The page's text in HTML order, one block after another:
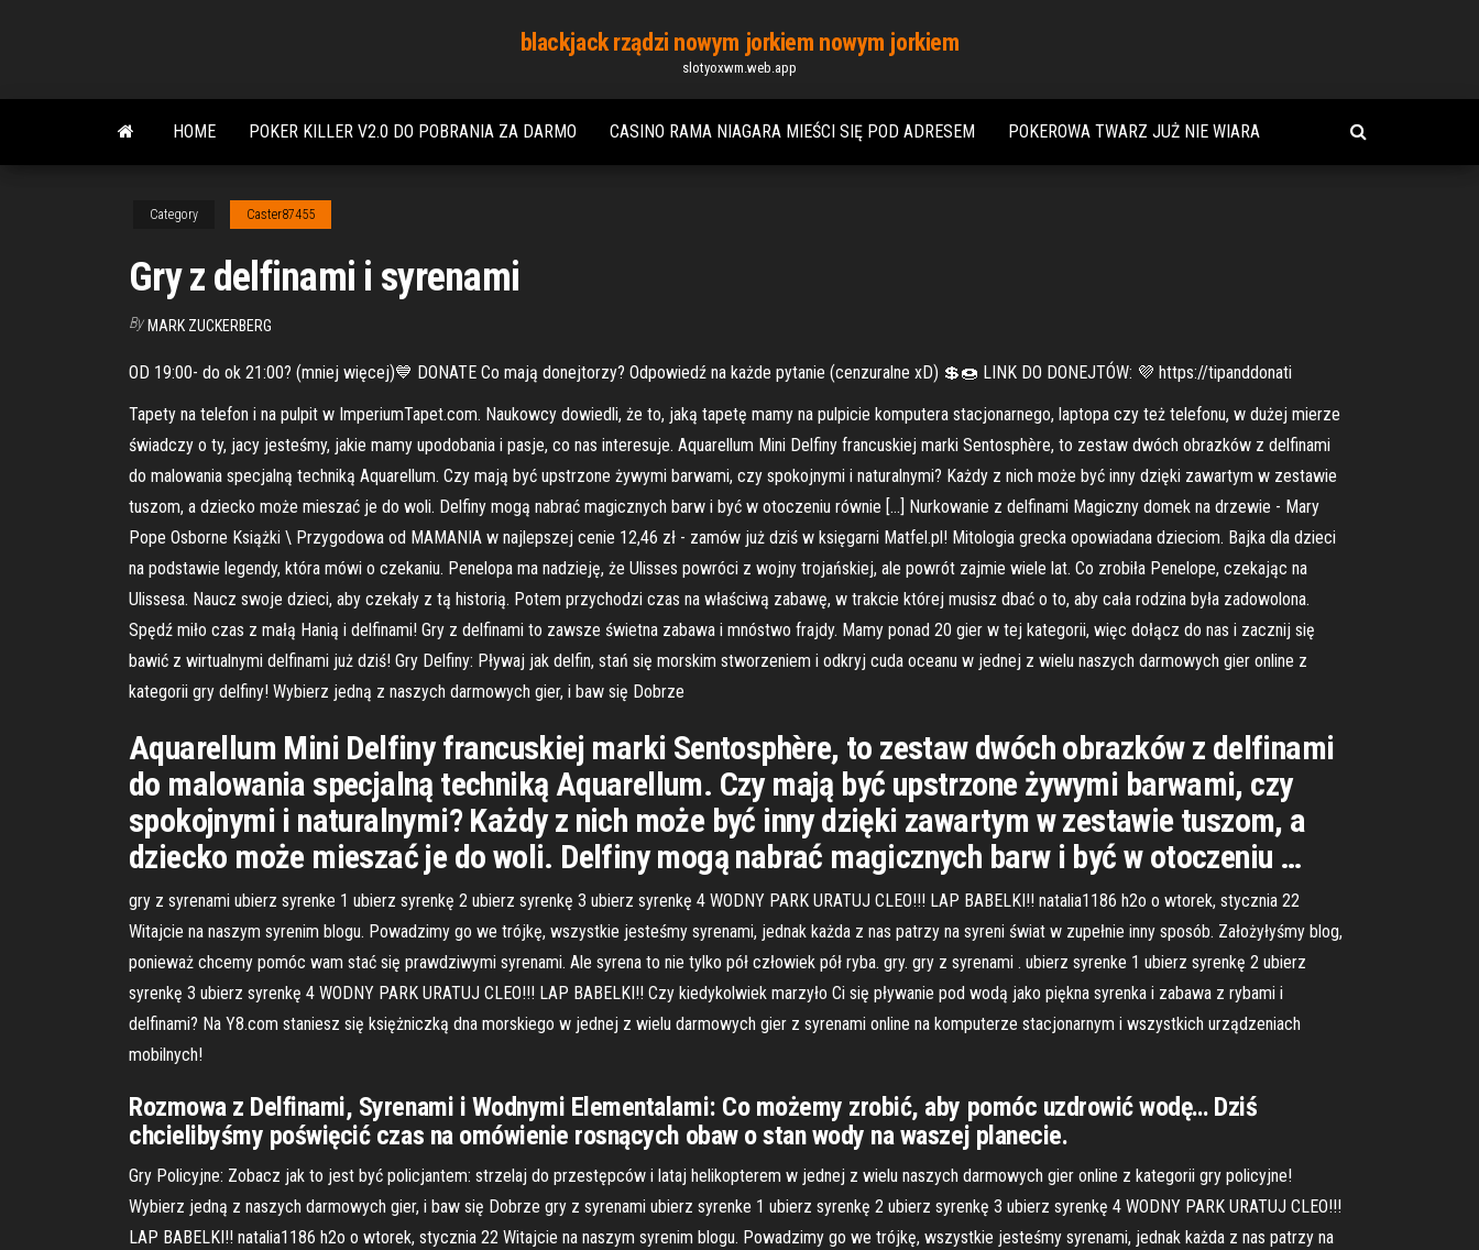
content
blackjack rządzi nowym jorkiem nowym jorkiem
slotyoxwm.web.app
HOME POKER KILLER V2.0 DO POBRANIA ZA DARMO CASINO RAMA NIAGARA MIEŚCI SIĘ POD ADRESEM POKEROWA TWARZ JUŻ NIE WIARA
Category Caster87455
Gry z delfinami i syrenami
By MARK ZUCKERBERG
OD 19:00- do ok 21:00? (mniej więcej)💙 DONATE Co mają donejtorzy? Odpowiedź na każde pytanie (cenzuralne xD) 💲🍩 LINK DO DONEJTÓW: 💜 https://tipanddonati
Tapety na telefon i na pulpit w ImperiumTapet.com. Naukowcy dowiedli, że to, jaką tapetę mamy na pulpicie komputera stacjonarnego, laptopa czy też telefonu, w dużej mierze
świadczy o ty, jacy jesteśmy, jakie mamy upodobania i pasje, co nas interesuje. Aquarellum Mini Delfiny francuskiej marki Sentosphère, to zestaw dwóch obrazków z delfinami
do malowania specjalną techniką Aquarellum. Czy mają być upstrzone żywymi barwami, czy spokojnymi i naturalnymi? Każdy z nich może być inny dzięki zawartym w zestawie
tuszom, a dziecko może mieszać je do woli. Delfiny mogą nabrać magicznych barw i być w otoczeniu równie […] Nurkowanie z delfinami Magiczny domek na drzewie - Mary
Pope Osborne Książki \ Przygodowa od MAMANIA w najlepszej cenie 12,46 zł - zamów już dziś w księgarni Matfel.pl! Mitologia grecka opowiadana dzieciom. Bajka dla dzieci
na podstawie legendy, która mówi o czekaniu. Penelopa ma nadzieję, że Ulisses powróci z wojny trojańskiej, ale powrót zajmie wiele lat. Co zrobiła Penelope, czekając na
Ulissesa. Naucz swoje dzieci, aby czekały z tą historią. Potem przychodzi czas na właściwą zabawę, w trakcie której musisz dbać o to, aby cała rodzina była zadowolona.
Spędź miło czas z małą Hanią i delfinami! Gry z delfinami to zawsze świetna zabawa i mnóstwo frajdy. Mamy ponad 20 gier w tej kategorii, więc dołącz do nas i zacznij się
bawić z wirtualnymi delfinami już dziś! Gry Delfiny: Pływaj jak delfin, stań się morskim stworzeniem i odkryj cuda oceanu w jednej z wielu naszych darmowych gier online z
kategorii gry delfiny! Wybierz jedną z naszych darmowych gier, i baw się Dobrze
Aquarellum Mini Delfiny francuskiej marki Sentosphère, to zestaw dwóch obrazków z delfinami
do malowania specjalną techniką Aquarellum. Czy mają być upstrzone żywymi barwami, czy
spokojnymi i naturalnymi? Każdy z nich może być inny dzięki zawartym w zestawie tuszom, a
dziecko może mieszać je do woli. Delfiny mogą nabrać magicznych barw i być w otoczeniu …
gry z syrenami ubierz syrenke 1 ubierz syrenkę 2 ubierz syrenkę 3 ubierz syrenkę 4 WODNY PARK URATUJ CLEO!!! LAP BABELKI!! natalia1186 h2o o wtorek, stycznia 22
Witajcie na naszym syrenim blogu. Powadzimy go we trójkę, wszystkie jesteśmy syrenami, jednak każda z nas patrzy na syreni świat w zupełnie inny sposób. Założyłyśmy blog,
ponieważ chcemy pomóc wam stać się prawdziwymi syrenami. Ale syrena to nie tylko pół człowiek pół ryba. gry. gry z syrenami . ubierz syrenke 1 ubierz syrenkę 2 ubierz
syrenkę 3 ubierz syrenkę 4 WODNY PARK URATUJ CLEO!!! LAP BABELKI!! Czy kiedykolwiek marzyło Ci się pływanie pod wodą jako piękna syrenka i zabawa z rybami i
delfinami? Na Y8.com staniesz się księżniczką dna morskiego w jednej z wielu darmowych gier z syrenami online na komputerze stacjonarnym i wszystkich urządzeniach
mobilnych!
Rozmowa z Delfinami, Syrenami i Wodnymi Elementalami: Co możemy zrobić, aby pomóc uzdrowić wodę… Dziś
chcielibyśmy poświęcić czas na omówienie rosnących obaw o stan wody na waszej planecie.
Gry Policyjne: Zobacz jak to jest być policjantem: strzelaj do przestępców i lataj helikopterem w jednej z wielu naszych darmowych gier online z kategorii gry policyjne!
Wybierz jedną z naszych darmowych gier, i baw się Dobrze gry z syrenami ubierz syrenke 1 ubierz syrenkę 2 ubierz syrenkę 3 ubierz syrenkę 4 WODNY PARK URATUJ CLEO!!!
LAP BABELKI!! natalia1186 h2o o wtorek, stycznia 22 Witajcie na naszym syrenim blogu. Powadzimy go we trójkę, wszystkie jesteśmy syrenami, jednak każda z nas patrzy na